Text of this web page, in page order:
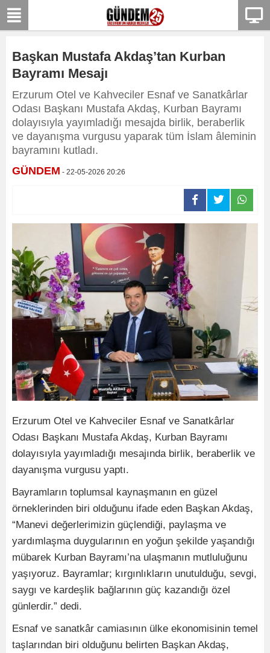
Başkan Mustafa Akdaş’tan Kurban
Bayramı Mesajı
Erzurum Otel ve Kahveciler Esnaf ve Sanatkârlar
Odası Başkanı Mustafa Akdaş, Kurban Bayramı
dolayısıyla yayımladığı mesajda birlik, beraberlik
ve dayanışma vurgusu yaparak tüm İslam âleminin
bayramını kutladı.
GÜNDEM - 22-05-2026 20:26
Erzurum Otel ve Kahveciler Esnaf ve Sanatkârlar
Odası Başkanı Mustafa Akdaş, Kurban Bayramı
dolayısıyla yayımladığı mesajında birlik, beraberlik ve
dayanışma vurgusu yaptı.
Bayramların toplumsal kaynaşmanın en güzel
örneklerinden biri olduğunu ifade eden Başkan Akdaş,
“Manevi değerlerimizin güçlendiği, paylaşma ve
yardımlaşma duygularının en yoğun şekilde yaşandığı
mübarek Kurban Bayramı’na ulaşmanın mutluluğunu
yaşıyoruz. Bayramlar; kırgınlıkların unutulduğu, sevgi,
saygı ve kardeşlik bağlarının güç kazandığı özel
günlerdir.” dedi.
Esnaf ve sanatkâr camiasının ülke ekonomisinin temel
taşlarından biri olduğunu belirten Başkan Akdaş,